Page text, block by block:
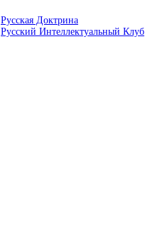
Русская Доктрина
Русский Интеллектуальный Клуб